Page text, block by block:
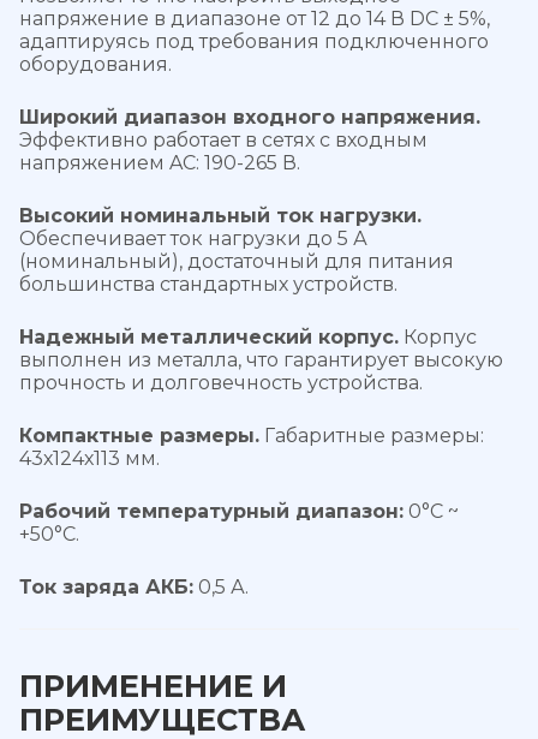
напряжение в диапазоне от 12 до 14 В DC ± 5%,
адаптируясь под требования подключенного
оборудования.
Широкий диапазон входного напряжения.
Эффективно работает в сетях с входным
напряжением AC: 190-265 В.
Высокий номинальный ток нагрузки.
Обеспечивает ток нагрузки до 5 А
(номинальный), достаточный для питания
большинства стандартных устройств.
Надежный металлический корпус. Корпус
выполнен из металла, что гарантирует высокую
прочность и долговечность устройства.
Компактные размеры. Габаритные размеры:
43х124х113 мм.
Рабочий температурный диапазон: 0°C ~
+50°C.
Ток заряда АКБ: 0,5 А.
ПРИМЕНЕНИЕ И
ПРЕИМУЩЕСТВА